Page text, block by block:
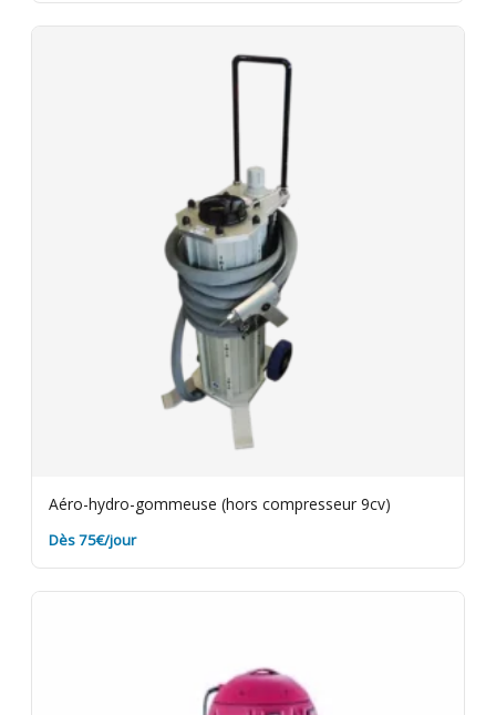
Aéro-hydro-gommeuse (hors compresseur 9cv)
Dès 75€/jour